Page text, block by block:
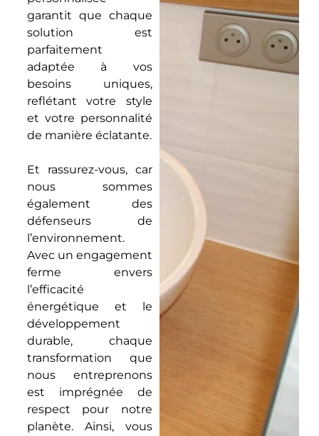
garantit que chaque
solution est
parfaitement
adaptée à vos
besoins uniques,
reflétant votre style
et votre personnalité
de manière éclatante.
Et rassurez-vous, car
nous sommes
également des
défenseurs de
l’environnement.
Avec un engagement
ferme envers
l’efficacité
énergétique et le
développement
durable, chaque
transformation que
nous entreprenons
est imprégnée de
respect pour notre
planète. Ainsi, vous